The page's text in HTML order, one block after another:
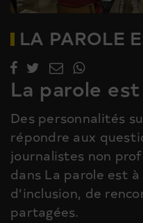
LA PAROLE
La parole est
Des personnalités
répondre aux
journalistes non
dans La parole est
d’inclusion, de
partagées.